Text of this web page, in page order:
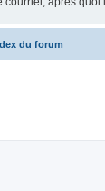
du forum